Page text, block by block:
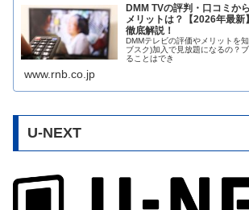
DMM TVの評判・口コミか
メリットは？【2026年最新
徹底解説！
DMMテレビの評価やメリットを
ブスク)加入で見放題になるの？
ることはでき
www.rnb.co.jp
U-NEXT